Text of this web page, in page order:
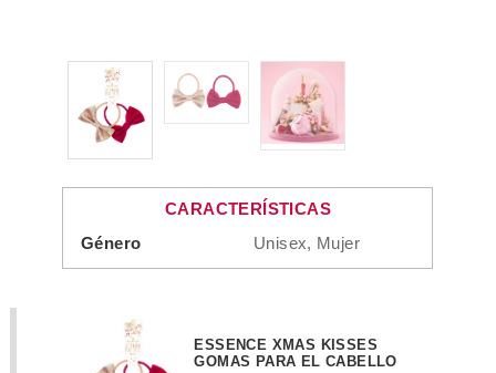
CARACTERÍSTICAS
Género
Unisex, Mujer
ESSENCE XMAS KISSES
GOMAS PARA EL CABELLO